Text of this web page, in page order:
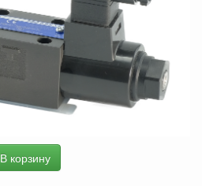
В корзину